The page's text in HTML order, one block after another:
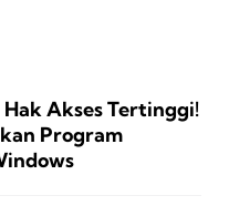
Akses Tertinggi!
Program